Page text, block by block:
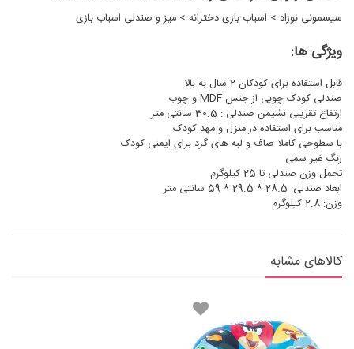
سیسمونی نوزاد > اسباب بازی دخترانه > میز و صندلی اسباب بازی
ویژگی ها:
قابل استفاده برای کودکان 2 سال به بالا
صندلی کودک چوبی از جنس MDF و چوب
ارتفاع تقریبی نشیمن صندلی : 30.5 سانتی متر
مناسب برای استفاده در منزل و مهد کودک
با سطوحی کاملا صاف و لبه های گرد برای ایمنی کودک
رنگ غیر سمی
تحمل وزن صندلی تا 25 کیلوگرم
ابعاد صندلی: 28.5 * 29.5 * 59 سانتی متر
وزن: 2.8 کیلوگرم
کالاهای مشابه